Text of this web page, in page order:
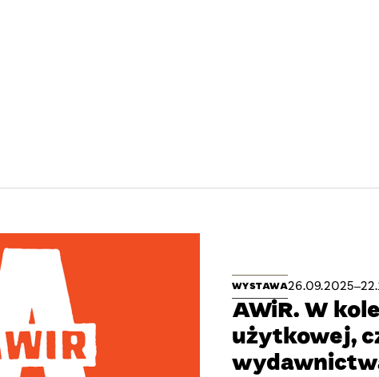
WYSTAWA26.09.2025
AWiR. W
użytkowej,